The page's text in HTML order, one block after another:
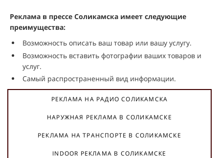
Реклама в прессе Соликамска имеет следующие
преимущества:
Возможность описать ваш товар или вашу услугу.
Возможность вставить фотографии ваших товаров и
услуг.
Самый распространенный вид информации.
РЕКЛАМА НА РАДИО СОЛИКАМСКА
НАРУЖНАЯ РЕКЛАМА В СОЛИКАМСКЕ
РЕКЛАМА НА ТРАНСПОРТЕ В СОЛИКАМСКЕ
INDOOR РЕКЛАМА В СОЛИКАМСКЕ